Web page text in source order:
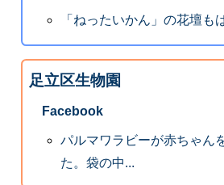
「ねったいかん」の花壇も
足立区生物園
Facebook
パルマワラビーが赤ちゃん
た。袋の中...